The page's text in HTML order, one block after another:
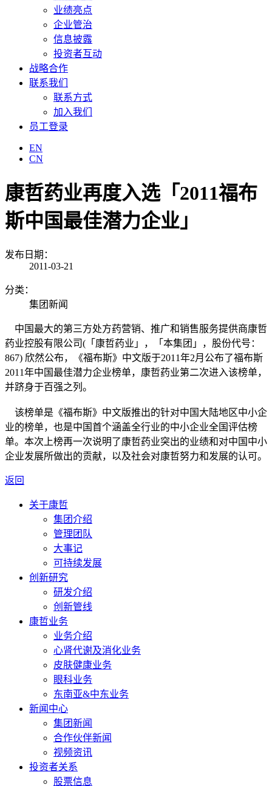
业绩亮点
企业管治
信息披露
投资者互动
战略合作
联系我们
联系方式
加入我们
员工登录
EN
CN
康哲药业再度入选「2011福布
斯中国最佳潜力企业」
发布日期：
2011-03-21
分类：
集团新闻
中国最大的第三方处方药营销、推广和销售服务提供商康哲
药业控股有限公司(「康哲药业」，「本集团」，股份代号：
867) 欣然公布，《福布斯》中文版于2011年2月公布了福布斯
2011年中国最佳潜力企业榜单，康哲药业第二次进入该榜单，
并跻身于百强之列。
该榜单是《福布斯》中文版推出的针对中国大陆地区中小企
业的榜单，也是中国首个涵盖全行业的中小企业全国评估榜
单。本次上榜再一次说明了康哲药业突出的业绩和对中国中小
企业发展所做出的贡献，以及社会对康哲努力和发展的认可。
返回
关于康哲
集团介绍
管理团队
大事记
可持续发展
创新研究
研发介绍
创新管线
康哲业务
业务介绍
心肾代谢及消化业务
皮肤健康业务
眼科业务
东南亚&中东业务
新闻中心
集团新闻
合作伙伴新闻
视频资讯
投资者关系
股票信息